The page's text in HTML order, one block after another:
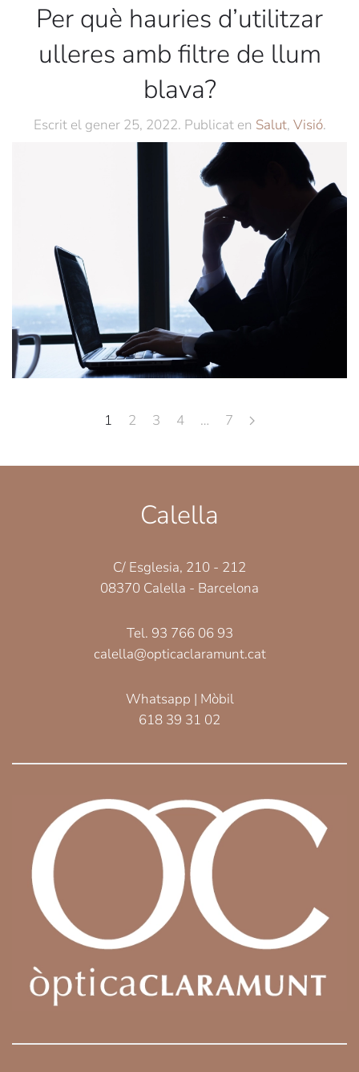
Per què hauries d’utilitzar
ulleres amb filtre de llum
blava?
Escrit el gener 25, 2022. Publicat en Salut, Visió.
1 2 3 4 … 7
Calella
C/ Esglesia, 210 - 212
08370 Calella - Barcelona
Tel. 93 766 06 93
calella@opticaclaramunt.cat
Whatsapp | Mòbil
618 39 31 02